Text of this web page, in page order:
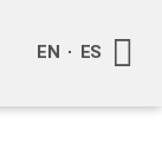
EN ES